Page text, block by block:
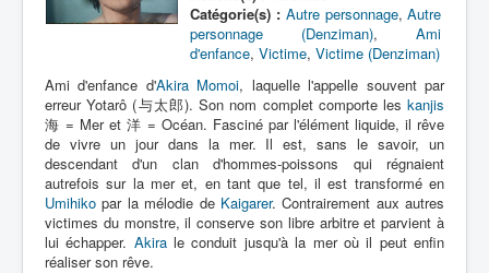
Dessins
Artiste Asperger
Lexique
Denshi sentai Denziman (電子 戦
隊 デンジマン) = Escadron
électronique Denziman
Catégorie(s) : Autre personnage,Autre
personnage (Denziman),Ami
d'enfance,Victime,Victime (Denziman)
Ami d'enfance d'Akira Momoi, laquelle l'appelle souvent par
erreur Yotarô (与太郎). Son nom complet comporte les kanjis
海 = Mer et 洋 = Océan. Fasciné par l'élément liquide, il rêve
de vivre un jour dans la mer. Il est, sans le savoir, un
descendant d'un clan d'hommes-poissons qui régnaient
autrefois sur la mer et, en tant que tel, il est transformé en
Umihiko par la mélodie de Kaigarer. Contrairement aux autres
victimes du monstre, il conserve son libre arbitre et parvient à
lui échapper. Akirale conduit jusqu'à la mer où il peut enfin
réaliser son rêve.